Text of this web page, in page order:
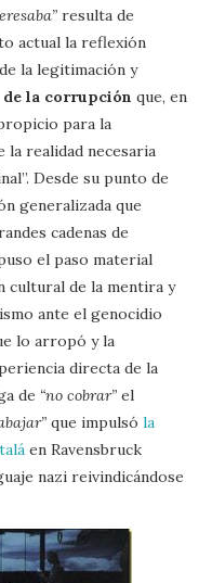
resulta de
actual la reflexión
la legitimación y
la corrupción que, en
para la
realidad necesaria
Desde su punto de
generalizada que
cadenas de
el paso material
cultural de la mentira y
ante el genocidio
lo arropó y la
directa de la
de “no cobrar” el
que impulsóla
en Ravensbruck
nazi reivindicándose